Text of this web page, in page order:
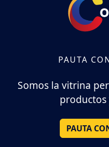
PAUTA
Somos la vitrina
productos
PAUTA